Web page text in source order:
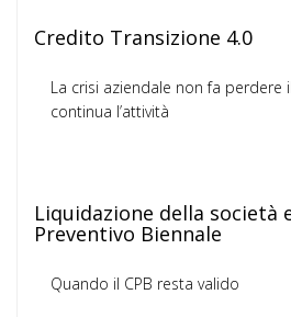
Credito Transizione 4.0
La crisi aziendale non fa perdere
continua l’attività
Liquidazione della società
Preventivo Biennale
Quando il CPB resta valido